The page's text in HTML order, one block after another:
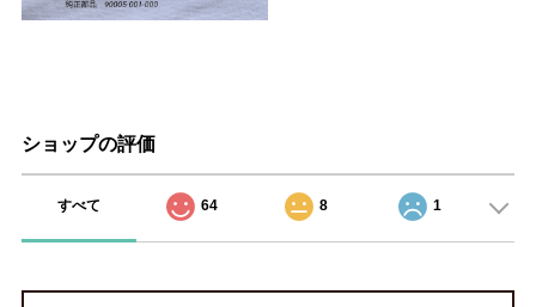
ショップの評価
すべて 64 8 1